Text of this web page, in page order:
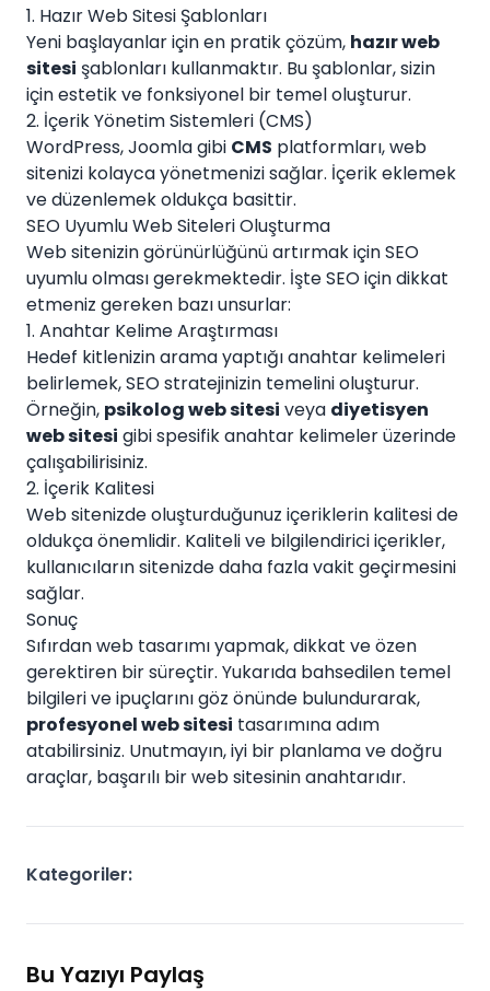
1. Hazır Web Sitesi Şablonları
Yeni başlayanlar için en pratik çözüm, hazır web
sitesi şablonları kullanmaktır. Bu şablonlar, sizin
için estetik ve fonksiyonel bir temel oluşturur.
2. İçerik Yönetim Sistemleri (CMS)
WordPress, Joomla gibi CMS platformları, web
sitenizi kolayca yönetmenizi sağlar. İçerik eklemek
ve düzenlemek oldukça basittir.
SEO Uyumlu Web Siteleri Oluşturma
Web sitenizin görünürlüğünü artırmak için SEO
uyumlu olması gerekmektedir. İşte SEO için dikkat
etmeniz gereken bazı unsurlar:
1. Anahtar Kelime Araştırması
Hedef kitlenizin arama yaptığı anahtar kelimeleri
belirlemek, SEO stratejinizin temelini oluşturur.
Örneğin, psikolog web sitesi veya diyetisyen
web sitesi gibi spesifik anahtar kelimeler üzerinde
çalışabilirisiniz.
2. İçerik Kalitesi
Web sitenizde oluşturduğunuz içeriklerin kalitesi de
oldukça önemlidir. Kaliteli ve bilgilendirici içerikler,
kullanıcıların sitenizde daha fazla vakit geçirmesini
sağlar.
Sonuç
Sıfırdan web tasarımı yapmak, dikkat ve özen
gerektiren bir süreçtir. Yukarıda bahsedilen temel
bilgileri ve ipuçlarını göz önünde bulundurarak,
profesyonel web sitesi tasarımına adım
atabilirsiniz. Unutmayın, iyi bir planlama ve doğru
araçlar, başarılı bir web sitesinin anahtarıdır.
Kategoriler:
Bu Yazıyı Paylaş